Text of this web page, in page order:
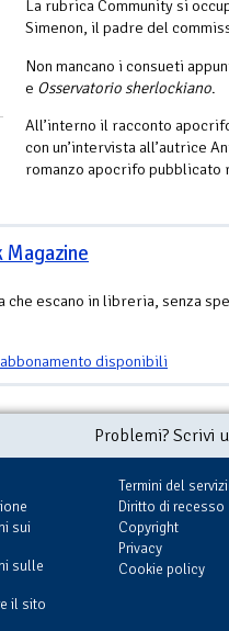
La rubrica Community si
Simenon, il padre del
Non mancano i consueti
e Osservatorio sherlockiano.
All’interno il racconto
con un’intervista all’autrice
romanzo apocrifo pubblicato
che escano in libreria, senza
disponibili
Problemi? Scrivi
sui
sulle
il sito
Termini del
Diritto di recesso
Copyright
Privacy
Cookie policy